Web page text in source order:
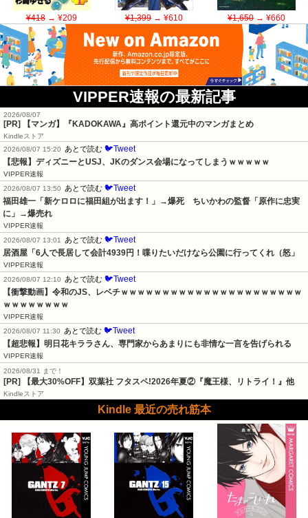
¥418→ ¥209 ¥1,399→ ¥610 ¥1,650→ ¥660
VIPPER速報の最新記事
2026/08/07
[PR] 【マンガ】『KADOKAWA』高ポイント還元中のマンガまとめ
Kindleストア
2026/08/07 15:20 あとで読む 🐦Tweet
【悲報】ディズニーとUSJ、JKのダンス会場になってしまうｗｗｗｗｗ
VIPPER速報
2026/08/07 13:50 あとで読む 🐦Tweet
福田雄一「新ケロロに福田組が出ます！」→爆死　ちいかわの監督「原作に忠実
に」→爆売れ
VIPPER速報
2026/08/07 13:01 あとで読む 🐦Tweet
居酒屋「6人で長居して会計4939円！喋りたいだけなら公園に行ってくれ（怒」
VIPPER速報
2026/08/07 12:10 あとで読む 🐦Tweet
【衝撃動画】令和のJS、レベチｗｗｗｗｗｗｗｗｗｗｗｗｗｗｗｗｗｗｗｗｗｗ
ｗｗｗｗｗｗｗｗ
VIPPER速報
2026/08/07 11:30 あとで読む 🐦Tweet
【超悲報】明日花キララさん、専門家からあまりにも非情な一言を告げられる
VIPPER速報
2026/08/31 まで！
[PR] 【最大30%OFF】双葉社 フタスペ!2026年夏②『魔王様、リトライ！』他
Kindleストア
Kindle 最近の売れ筋本